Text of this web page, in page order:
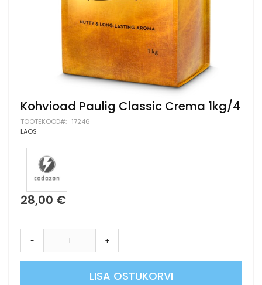
Skip
to
the
beginning
images
gallery
Kohvioad Paulig Classic Crema 1kg/4
TOOTEKOOD
17246
LAOS
28,00 €
- +
LISA OSTUKORVI